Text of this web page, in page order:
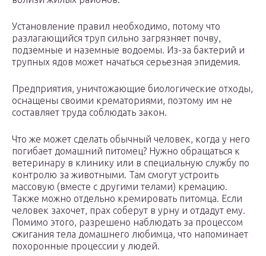
Установление правил необходимо, потому что
разлагающийся труп сильно загрязняет почву,
подземные и наземные водоемы. Из-за бактерий и
трупных ядов может начаться серьезная эпидемия.
Предприятия, уничтожающие биологические отходы,
оснащены своими крематориями, поэтому им не
составляет труда соблюдать закон.
Что же может сделать обычный человек, когда у него
погибает домашний питомец? Нужно обращаться к
ветеринару в клинику или в специальную службу по
контролю за животными. Там смогут устроить
массовую (вместе с другими телами) кремацию.
Также можно отдельно кремировать питомца. Если
человек захочет, прах соберут в урну и отдадут ему.
Помимо этого, разрешено наблюдать за процессом
сжигания тела домашнего любимца, что напоминает
похоронные процессии у людей.